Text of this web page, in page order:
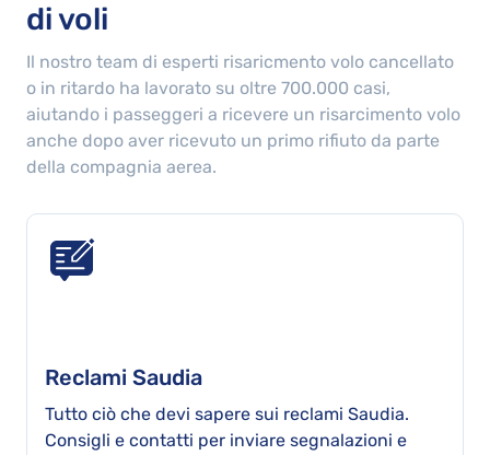
di voli
Il nostro team di esperti risaricmento volo cancellato
o in ritardo ha lavorato su oltre 700.000 casi,
aiutando i passeggeri a ricevere un risarcimento volo
anche dopo aver ricevuto un primo rifiuto da parte
della compagnia aerea.
Reclami Saudia
Tutto ciò che devi sapere sui reclami Saudia.
Consigli e contatti per inviare segnalazioni e